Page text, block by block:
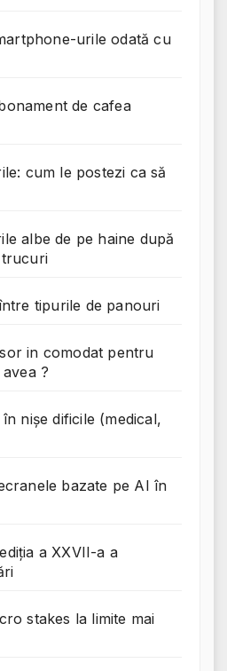
urile odată cu
de cafea
cum le postezi ca să
albe de pe haine după
trucuri
tipurile de panouri
in comodat pentru
?
nișe dificile (medical,
bazate pe AI în
a XXVII-a a
stakes la limite mai